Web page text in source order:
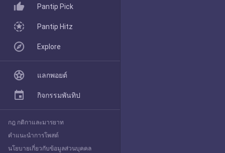
Pantip Pick
Explore
Pantip Pick
Pantip Hitz
Explore
แลกพอยต์
กิจกรรมพันทิป
กฎ กติกาและมารยาท
คำแนะนำการโพสต์
นโยบายเกี่ยวกับข้อมูลส่วนบุคคล